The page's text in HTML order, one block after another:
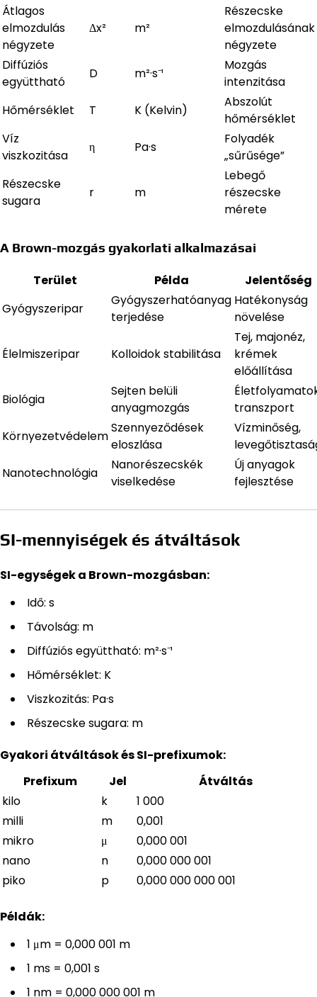
Átlagos
elmozdulás
négyzete
Δx² m²
Részecske
elmozdulásának
négyzete
Diffúziós
együttható
D m²·s⁻¹
Mozgás
intenzitása
Hőmérséklet
T K (Kelvin)
Abszolút
hőmérséklet
Víz
viszkozitása
η Pa·s
Folyadék
„sűrűsége”
Részecske
sugara
r m
Lebegő
részecske
mérete
A Brown-mozgás gyakorlati alkalmazásai
Terület Példa
Jelentőség
Gyógyszeripar
Gyógyszerhatóanyag
terjedése
Hatékonyság
növelése
Élelmiszeripar Kolloidok stabilitása
Tej, majonéz,
krémek
előállítása
Biológia
Sejten belüli
anyagmozgás
transzport
Környezetvédelem
Szennyeződések
eloszlása
Vízminőség,
Nanotechnológia
Nanorészecskék
viselkedése
Új anyagok
fejlesztése
SI-mennyiségek és átváltások
SI-egységek a Brown-mozgásban:
Idő: s
Távolság: m
Diffúziós együttható: m²·s⁻¹
Hőmérséklet: K
Viszkozitás: Pa·s
Részecske sugara: m
Gyakori átváltások és SI-prefixumok:
Prefixum
Jel
Átváltás
kilo
k
1 000
milli
m
0,001
mikro
μ
0,000 001
nano
n
0,000 000 001
piko
p 0,000 000 000 001
Példák:
1 μm = 0,000 001 m
1 ms = 0,001 s
1 nm = 0,000 000 001 m